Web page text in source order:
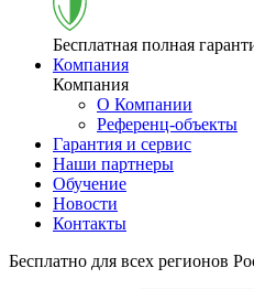
Бесплатная полная
Компания
Компания
О Компании
Референц-объекты
Гарантия и сервис
Наши партнеры
Обучение
Новости
Контакты
Бесплатно для всех регионов